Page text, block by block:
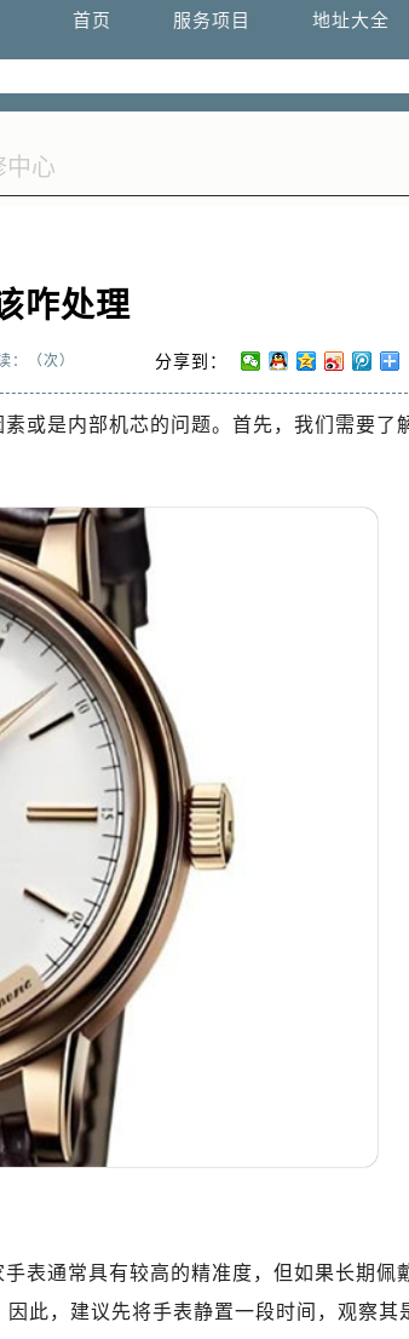
首页 服务项目 地址大全
1102室售后服务中心（需提前预约）
咋处理
：（次） 分享到：
或是内部机芯的问题。首先，我们需要了
表通常具有较高的精准度，但如果长期佩
此，建议先将手表静置一段时间，观察其